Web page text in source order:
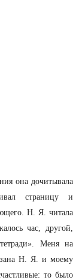
она дочитывала
страницу и
Н. Я. читала
час, другой,
Меня на
Н. Я. и моему
то было